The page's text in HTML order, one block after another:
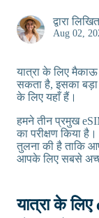
द्वारा
Aug 02,
यात्रा के लिए
सकता है, इसका
के लिए यहाँ हैं।
हमने तीन प्रमुख
का परीक्षण किया
तुलना की है ताकि
आपके लिए सबसे
यात्रा के